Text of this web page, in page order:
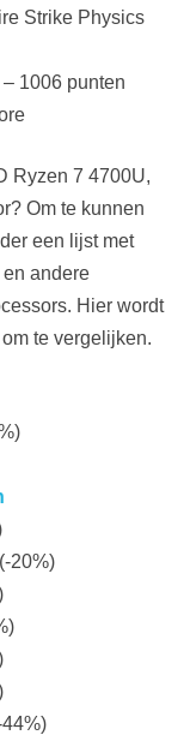
Strike Physics
1006 punten
Ryzen 7 4700U,
Om te kunnen
een lijst met
andere
Hier wordt
te vergelijken.
(-20%)
44%)